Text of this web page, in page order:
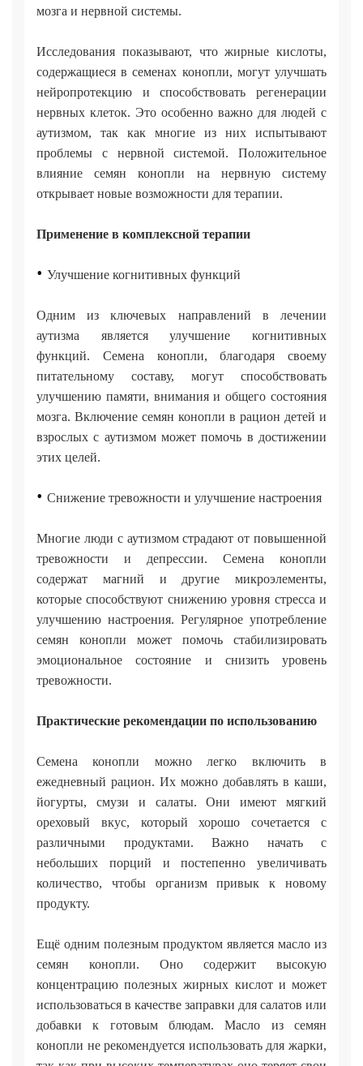
мозга и нервной системы.
Исследования показывают, что жирные кислоты,
содержащиеся в семенах конопли, могут улучшать
нейропротекцию и способствовать регенерации
нервных клеток. Это особенно важно для людей с
аутизмом, так как многие из них испытывают
проблемы с нервной системой. Положительное
влияние семян конопли на нервную систему
открывает новые возможности для терапии.
Применение в комплексной терапии
• Улучшение когнитивных функций
Одним из ключевых направлений в лечении
аутизма является улучшение когнитивных
функций. Семена конопли, благодаря своему
питательному составу, могут способствовать
улучшению памяти, внимания и общего состояния
мозга. Включение семян конопли в рацион детей и
взрослых с аутизмом может помочь в достижении
этих целей.
• Снижение тревожности и улучшение настроения
Многие люди с аутизмом страдают от повышенной
тревожности и депрессии. Семена конопли
содержат магний и другие микроэлементы,
которые способствуют снижению уровня стресса и
улучшению настроения. Регулярное употребление
семян конопли может помочь стабилизировать
эмоциональное состояние и снизить уровень
тревожности.
Практические рекомендации по использованию
Семена конопли можно легко включить в
ежедневный рацион. Их можно добавлять в каши,
йогурты, смузи и салаты. Они имеют мягкий
ореховый вкус, который хорошо сочетается с
различными продуктами. Важно начать с
небольших порций и постепенно увеличивать
количество, чтобы организм привык к новому
продукту.
Ещё одним полезным продуктом является масло из
семян конопли. Оно содержит высокую
концентрацию полезных жирных кислот и может
использоваться в качестве заправки для салатов или
добавки к готовым блюдам. Масло из семян
конопли не рекомендуется использовать для жарки,